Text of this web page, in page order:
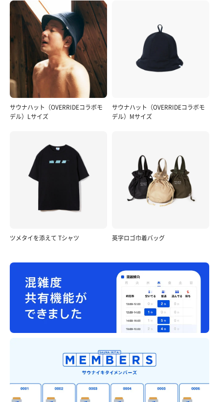
サウナハット（OVERRIDEコラボモ
デル）Lサイズ
サウナハット（OVERRIDEコラボモ
デル）Mサイズ
ツメタイを添えて Tシャツ 英字ロゴ巾着バッグ